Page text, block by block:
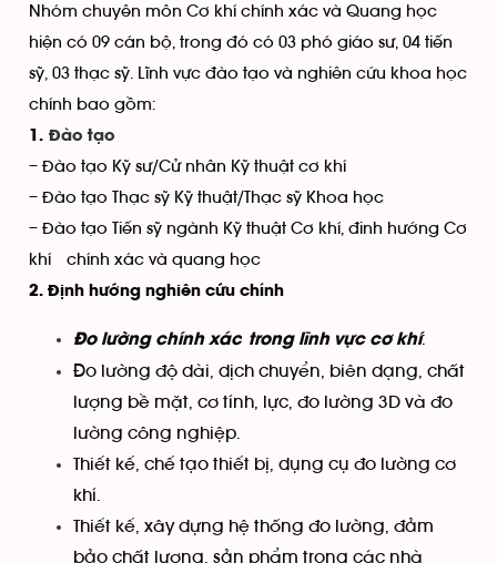
Nhóm chuyên môn Cơ khí chính xác và Quang học
hiện có 09 cán bộ, trong đó có 03 phó giáo sư, 04 tiến
sỹ, 03 thạc sỹ. Lĩnh vực đào tạo và nghiên cứu khoa học
chính bao gồm:
1. Đào tạo
– Đào tạo Kỹ sư/Cử nhân Kỹ thuật cơ khí
– Đào tạo Thạc sỹ Kỹ thuật/Thạc sỹ Khoa học
– Đào tạo Tiến sỹ ngành Kỹ thuật Cơ khí, đinh hướng Cơ
khí chính xác và quang học
2. Định hướng nghiên cứu chính
Đo lường chính xác trong lĩnh vực cơ khí:
Đo lường độ dài, dịch chuyển, biên dạng, chất
lượng bề mặt, cơ tính, lực, đo lường 3D và đo
lường công nghiệp.
Thiết kế, chế tạo thiết bị, dụng cụ đo lường cơ
khí.
Thiết kế, xây dựng hệ thống đo lường, đảm
bảo chất lượng. sản phẩm trong các nhà